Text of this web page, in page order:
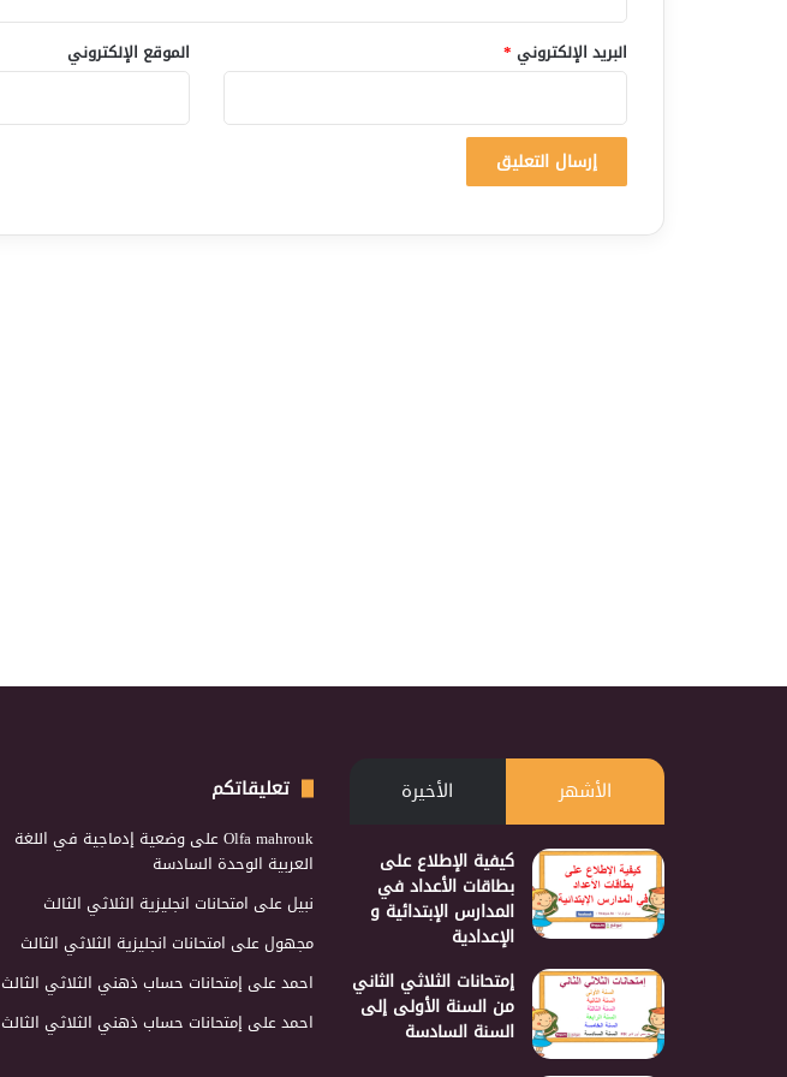
البريد الإلكتروني * الموقع الإلكتروني
الأشهر الأخيرة
كيفية الإطلاع على
بطاقات الأعداد في
المدارس الإبتدائية و
الإعدادية
إمتحانات الثلاثي الثاني
من السنة الأولى إلى
السنة السادسة
تعليقاتكم
Olfa mahroukعلىوضعية إدماجية في اللغة
العربية الوحدة السادسة
نبيلعلى امتحانات انجليزية الثلاثي الثالث
مجهولعلى امتحانات انجليزية الثلاثي الثالث
احمدعلى إمتحانات حساب ذهني الثلاثي الثالث
احمدعلى إمتحانات حساب ذهني الثلاثي الثالث